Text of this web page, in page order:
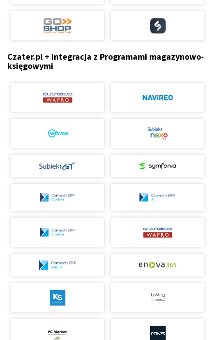
Czater.pl + Integracja z Programami magazynowo-
księgowymi